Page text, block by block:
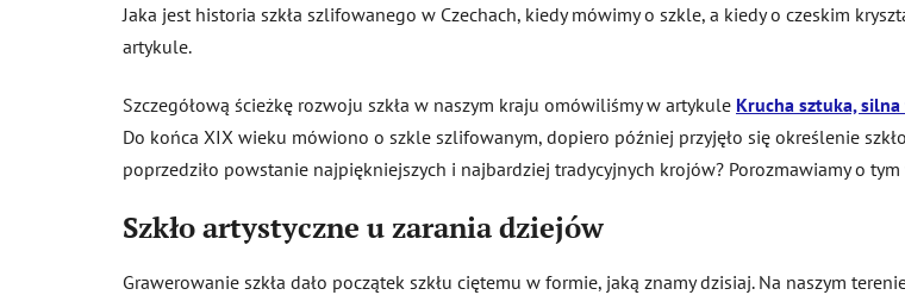
Jaka jest historia szkła szlifowanego w Czechach, kiedy mówimy o szkle, a kiedy o czeskim
artykule.
Szczegółową ścieżkę rozwoju szkła w naszym kraju omówiliśmy w artykule Krucha sztuka,
Do końca XIX wieku mówiono o szkle szlifowanym, dopiero później przyjęło się określenie
poprzedziło powstanie najpiękniejszych i najbardziej tradycyjnych krojów? Porozmawiamy o
Szkło artystyczne u zarania dziejów
Grawerowanie szkła dało początek szkłu ciętemu w formie, jaką znamy dzisiaj. Na naszym